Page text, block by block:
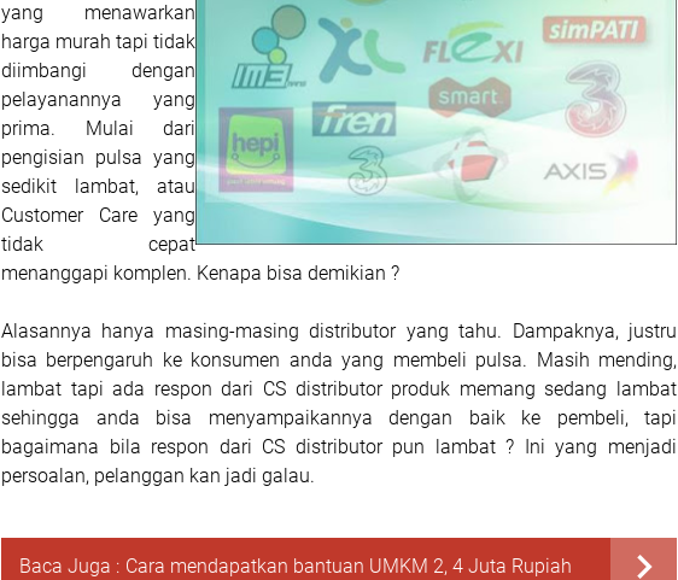
yang menawarkan
harga murah tapi tidak
diimbangi dengan
pelayanannya yang
prima. Mulai dari
pengisian pulsa yang
sedikit lambat, atau
Customer Care yang
tidak cepat
menanggapi komplen. Kenapa bisa demikian ?
Alasannya hanya masing-masing distributor yang tahu. Dampaknya, justru
bisa berpengaruh ke konsumen anda yang membeli pulsa. Masih mending,
lambat tapi ada respon dari CS distributor produk memang sedang lambat
sehingga anda bisa menyampaikannya dengan baik ke pembeli, tapi
bagaimana bila respon dari CS distributor pun lambat ? Ini yang menjadi
persoalan, pelanggan kan jadi galau.
Baca Juga : Cara mendapatkan bantuan UMKM 2, 4 Juta Rupiah